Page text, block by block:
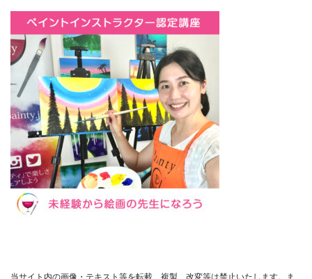
当サイト内の画像・テキスト等を転載、複製、改変等は禁止いたします。ま